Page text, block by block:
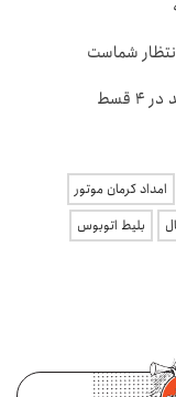
شماست
امداد کرمان موتور
بلیط اتوبوس